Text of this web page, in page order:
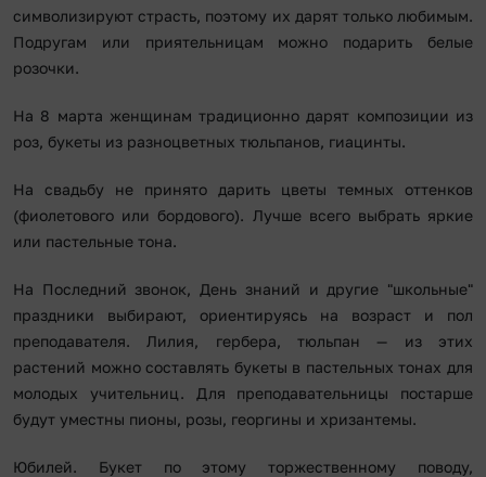
символизируют страсть, поэтому их дарят только любимым.
Подругам или приятельницам можно подарить белые
розочки.
На 8 марта женщинам традиционно дарят композиции из
роз, букеты из разноцветных тюльпанов, гиацинты.
На свадьбу не принято дарить цветы темных оттенков
(фиолетового или бордового). Лучше всего выбрать яркие
или пастельные тона.
На Последний звонок, День знаний и другие "школьные"
праздники выбирают, ориентируясь на возраст и пол
преподавателя. Лилия, гербера, тюльпан — из этих
растений можно составлять букеты в пастельных тонах для
молодых учительниц. Для преподавательницы постарше
будут уместны пионы, розы, георгины и хризантемы.
Юбилей. Букет по этому торжественному поводу,